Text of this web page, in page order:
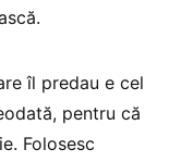
îl predau e cel
pentru că
Folosesc